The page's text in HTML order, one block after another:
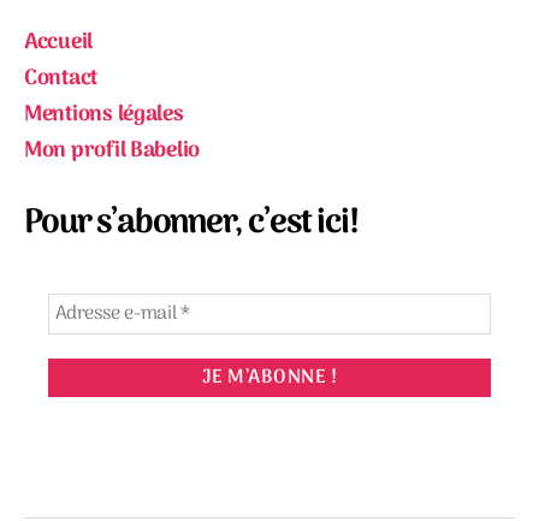
Accueil
Contact
Mentions légales
Mon profil Babelio
Pour s’abonner, c’est ici!